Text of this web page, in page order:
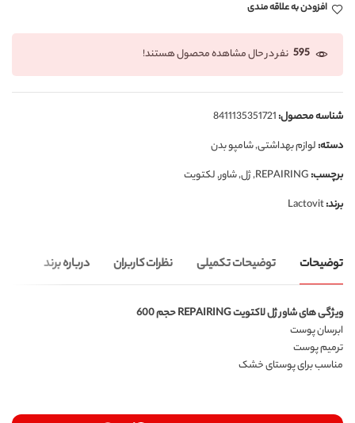
افزودن به علاقه مندی
595 نفر در حال مشاهده محصول هستند!
شناسه محصول:8411135351721
دسته:لوازم بهداشتی,شامپو بدن
برچسب:REPAIRING
,ژل,شاور,لکتویت
برند:Lactovit
توضیحات توضیحات تکمیلی نظرات کاربران درباره برند
ویژگی های شاور ژل لاکتویت REPAIRING حجم 600
ابرسان پوست
ترمیم پوست
مناسب برای پوستای خشک